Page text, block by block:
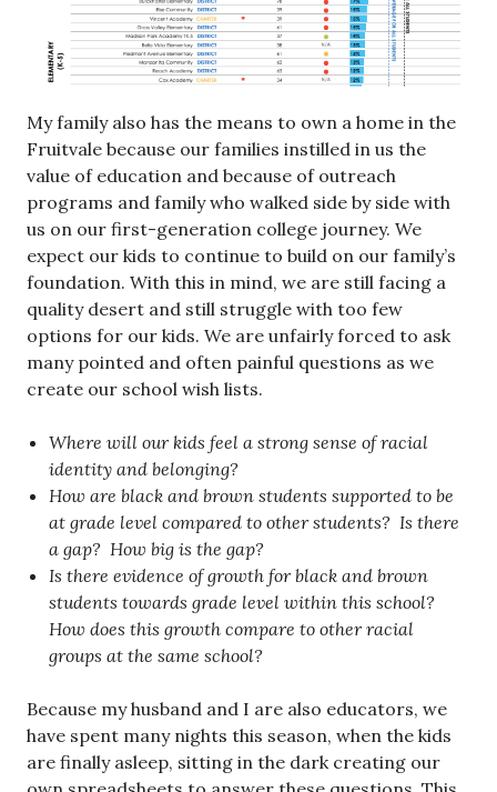
My family also has the means to own a home in the
Fruitvale because our families instilled in us the
value of education and because of outreach
programs and family who walked side by side with
us on our first-generation college journey. We
expect our kids to continue to build on our family’s
foundation. With this in mind, we are still facing a
quality desert and still struggle with too few
options for our kids. We are unfairly forced to ask
many pointed and often painful questions as we
create our school wish lists.
Where will our kids feel a strong sense of racial
identity and belonging?
How are black and brown students supported to be
at grade level compared to other students? Is there
a gap? How big is the gap?
Is there evidence of growth for black and brown
students towards grade level within this school?
How does this growth compare to other racial
groups at the same school?
Because my husband and I are also educators, we
have spent many nights this season, when the kids
are finally asleep, sitting in the dark creating our